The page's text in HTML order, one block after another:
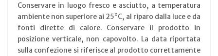
Conservare in luogo fresco e asciutto, a temperatura
ambiente non superiore ai 25°C, al riparo dalla luce e da
fonti dirette di calore. Conservare il prodotto in
posizione verticale, non capovolto. La data riportata
sulla confezione si riferisce al prodotto correttamente